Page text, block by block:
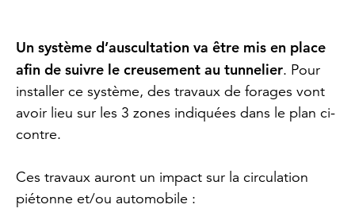
Un système d’auscultation va être mis en place
afin de suivre le creusement au tunnelier. Pour
installer ce système, des travaux de forages vont
avoir lieu sur les 3 zones indiquées dans le plan ci-
contre.
Ces travaux auront un impact sur la circulation
piétonne et/ou automobile :